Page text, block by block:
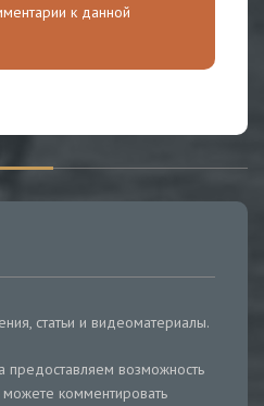
к данной
статьи и видеоматериалы.
предоставляем возможность
комментировать